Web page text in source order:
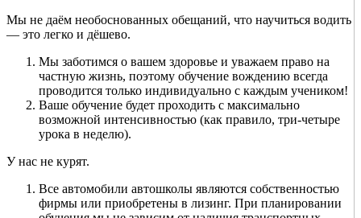
Мы не даём необоснованных обещаний, что научиться водить
— это легко и дёшево.
Мы заботимся о вашем здоровье и уважаем право на
частную жизнь, поэтому обучение вождению всегда
проводится только индивидуально с каждым учеником!
Ваше обучение будет проходить с максимально
возможной интенсивностью (как правило, три-четыре
урока в неделю).
У нас не курят.
Все автомобили автошколы являются собственностью
фирмы или приобретены в лизинг. При планировании